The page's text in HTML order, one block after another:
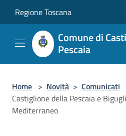
Regione Toscana
Comune di
Pescaia
Home > Novità > Comunicati
Castiglione della Pescaia e
Mediterraneo